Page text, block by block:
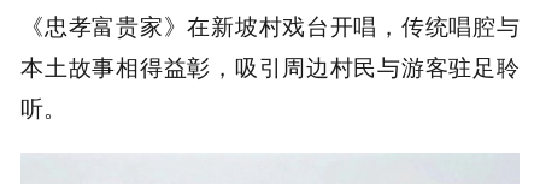
《忠孝富贵家》在新坡村戏台开唱，传统唱腔与
本土故事相得益彰，吸引周边村民与游客驻足聆
听。